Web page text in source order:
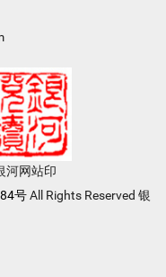
河网站印
号All Rights Reserved 银